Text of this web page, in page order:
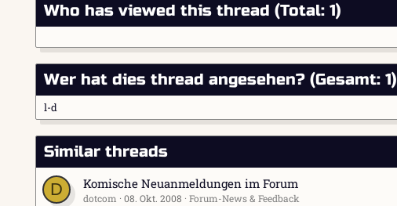
Who has viewed this thread (Total: 1)
Wer hat dies thread angesehen? (Gesamt: 1)
l-d
Similar threads
D
Komische Neuanmeldungen im Forum
dotcom 08. Okt. 2008 Forum-News & Feedback